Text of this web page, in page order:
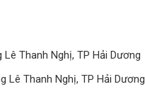
Thanh Nghị, TP Hải Dương
Lê Thanh Nghị, TP Hải Dương